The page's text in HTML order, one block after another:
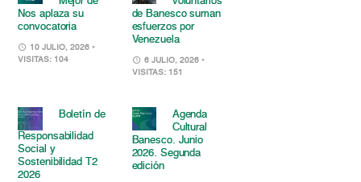
Nos aplaza su
convocatoria
10 JULIO, 2026 •
VISITAS: 104
de Banesco suman
esfuerzos por
Venezuela
6 JULIO, 2026 •
VISITAS: 151
Boletín de
Responsabilidad
Social y
Sostenibilidad T2
2026
Agenda
Cultural
Banesco. Junio
2026. Segunda
edición